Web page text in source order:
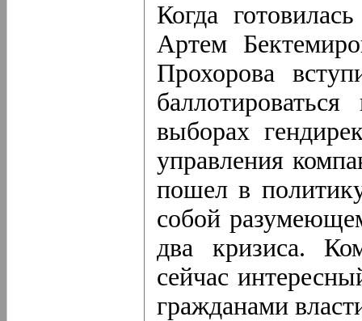
Когда
Артем
Прохорова
выборах
управления
пошел в
собой
два кризиса.
сейчас
гражданами